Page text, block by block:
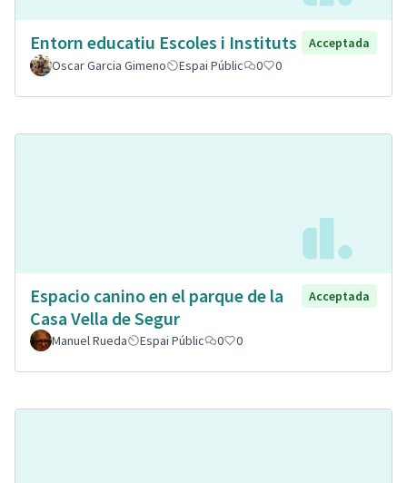
Entorn educatiu Escoles i Instituts
Acceptada
Oscar Garcia Gimeno
Espai Públic 0 0
Espacio canino en el parque de la
Casa Vella de Segur
Acceptada
Manuel Rueda Espai Públic 0 0